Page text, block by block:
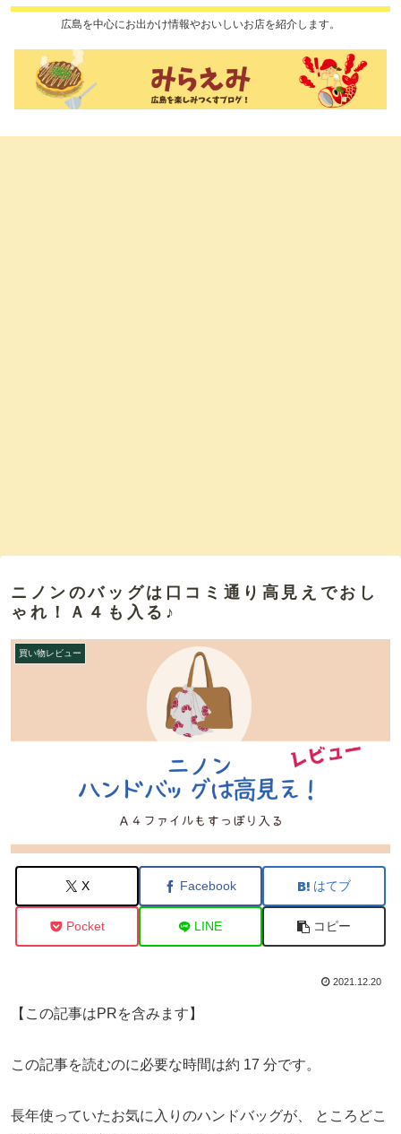
広島を中心にお出かけ情報やおいしいお店を紹介します。
ニノンのバッグは口コミ通り高見えでおし
ゃれ！Ａ４も入る♪
買い物レビュー
X Facebook はてブ
Pocket LINE コピー
2021.12.20
【この記事はPRを含みます】
この記事を読むのに必要な時間は約 17 分です。
長年使っていたお気に入りのハンドバッグが、
ところどこ